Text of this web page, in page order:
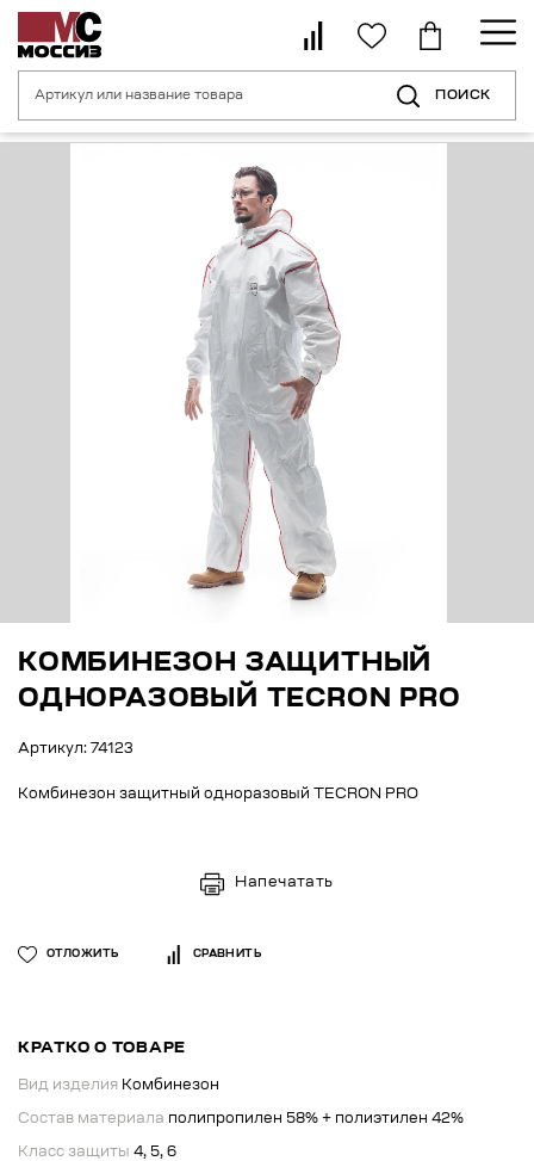
ПОИСК
Главная страница Комбинезон защитный
КОМБИНЕЗОН ЗАЩИТНЫЙ
ОДНОРАЗОВЫЙ TECRON PRO
Артикул: 74123
Комбинезон защитный одноразовый TECRON PRO
Напечатать
ОТЛОЖИТЬ СРАВНИТЬ
КРАТКО О ТОВАРЕ
Вид изделия Комбинезон
Состав материала полипропилен 58% + полиэтилен 42%
Класс защиты 4, 5, 6